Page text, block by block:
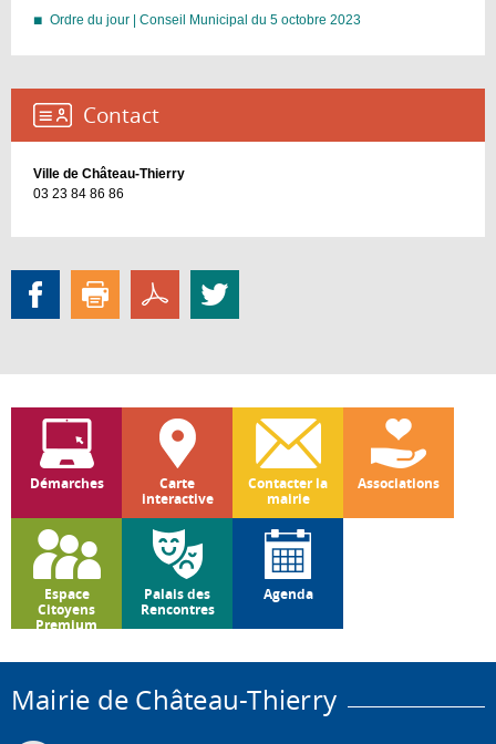
Ordre du jour | Conseil Municipal du 5 octobre 2023
Contact :
Ville de Château-Thierry
03 23 84 86 86
Démarches
Carte
interactive
Contacter la
mairie
Associations
Espace
Citoyens
Premium
Palais des
Rencontres
Agenda
Mairie de Château-Thierry